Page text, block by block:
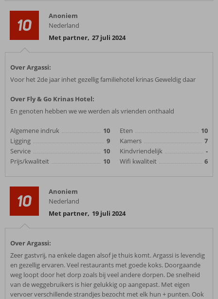
10
Anoniem
Nederland
Met partner, 27 juli 2024
Over Argassi:
Voor het 2de jaar inhet gezellig familiehotel krinas Geweldig daar
Over Fly & Go Krinas Hotel:
En genoten hebben we we werden als vrienden onthaald
Algemene indruk
10
Ligging
9
Service
10
Prijs/kwaliteit
10
Eten
10
Kamers
7
Kindvriendelijk
-
Wifi kwaliteit
6
10
Anoniem
Nederland
Met partner, 19 juli 2024
Over Argassi:
Zeer gastvrij, na enkele dagen alsof je thuis komt. Argassi is levendig
en gezellig ervaren. Veel restaurants met goede koks. Doorgaande
weg loopt door het dorp zoals bij veel andere dorpen. De snelheid
van de weggebruikers is hier gelukkig op aangepast. Met eigen
vervoer verschillende strandjes bezocht met elk hun + punten. Ook